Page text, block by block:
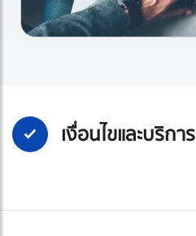
เงื่อนไขและบริการ